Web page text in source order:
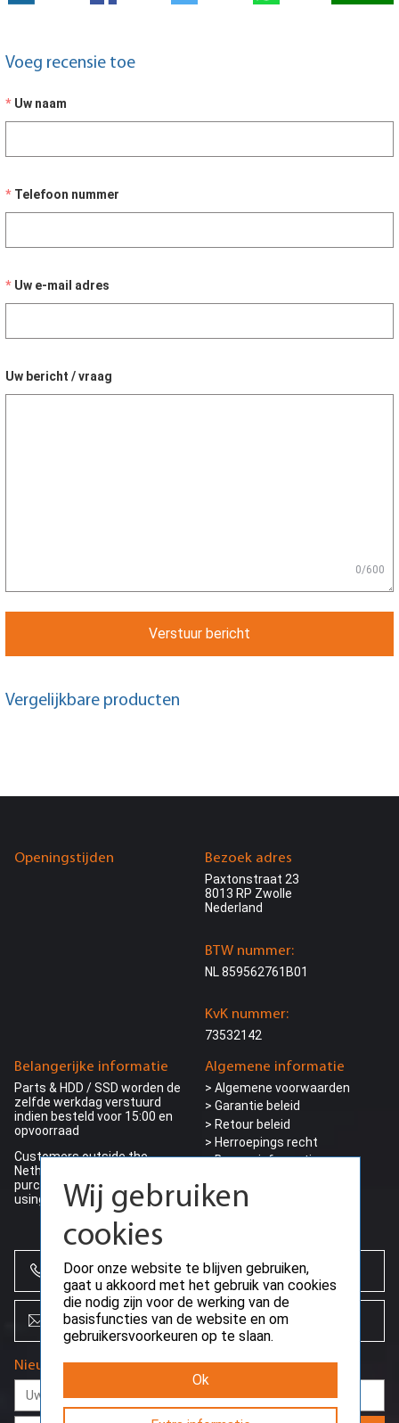
Voeg recensie toe
Uw naam
Telefoon nummer
Uw e-mail adres
Uw bericht / vraag
0/600
Verstuur bericht
Vergelijkbare producten
Openingstijden
Belangerijke informatie
Parts & HDD / SSD worden de
zelfde werkdag verstuurd
indien besteld voor 15:00 en
opvoorraad
Customers outside the
Netherlands can make their
purchase ding VAT (0%) by
using a valid EU-VAT number
Algemene informatie
> Algemene voorwaarden
> Garantie beleid
> Retour beleid
> Herroepings recht
> Bezorg informatie
> Betalings voorwaarden
Bezoek adres
Paxtonstraat 23
8013 RP Zwolle
Nederland
BTW nummer:
NL 859562761B01
KvK nummer:
73532142
+31 (0)85 864 0777
info@creoserver.com
Nieuwsbrief
Wij gebruiken
cookies
Door onze website te blijven gebruiken,
gaat u akkoord met het gebruik van cookies
die nodig zijn voor de werking van de
basisfuncties van de website en om
gebruikersvoorkeuren op te slaan.
Ok